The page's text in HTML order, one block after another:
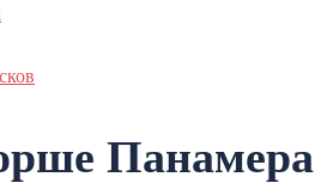
Панамера